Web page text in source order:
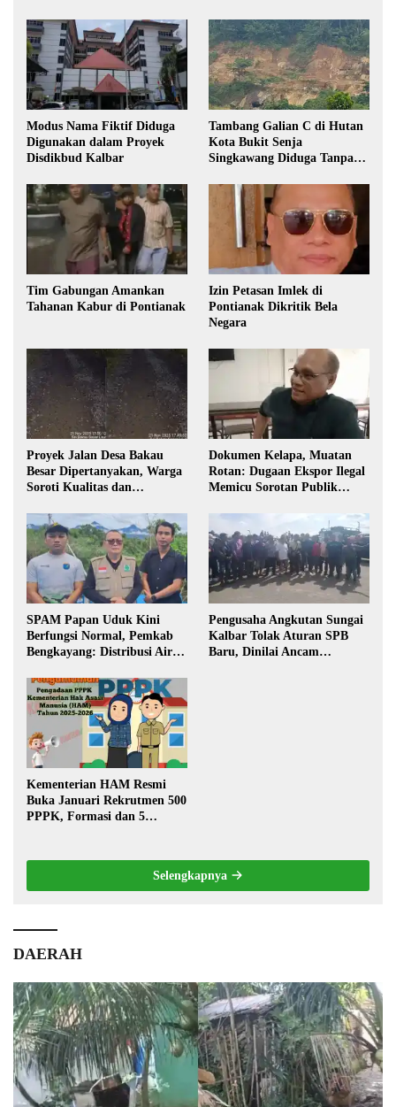
Modus Nama Fiktif Diduga
Digunakan dalam Proyek
Disdikbud Kalbar
Tambang Galian C di Hutan
Kota Bukit Senja
Singkawang Diduga Tanpa
Tim Gabungan Amankan
Tahanan Kabur di Pontianak
Izin Petasan Imlek di
Pontianak Dikritik Bela
Negara
Proyek Jalan Desa Bakau
Besar Dipertanyakan, Warga
Soroti Kualitas dan
Pembangunan
Dokumen Kelapa, Muatan
Rotan: Dugaan Ekspor Ilegal
Memicu Sorotan Publik
SPAM Papan Uduk Kini
Berfungsi Normal, Pemkab
Bengkayang: Distribusi Air
Warga
Pengusaha Angkutan Sungai
Kalbar Tolak Aturan SPB
Baru, Dinilai Ancam
Kementerian HAM Resmi
Buka Januari Rekrutmen 500
PPPK, Formasi dan 5
Selengkapnya
DAERAH